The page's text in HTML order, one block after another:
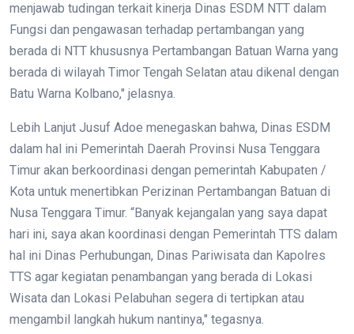
menjawab tudingan terkait kinerja Dinas ESDM NTT dalam
Fungsi dan pengawasan terhadap pertambangan yang
berada di NTT khususnya Pertambangan Batuan Warna yang
berada di wilayah Timor Tengah Selatan atau dikenal dengan
Batu Warna Kolbano," jelasnya.
Lebih Lanjut Jusuf Adoe menegaskan bahwa, Dinas ESDM
dalam hal ini Pemerintah Daerah Provinsi Nusa Tenggara
Timur akan berkoordinasi dengan pemerintah Kabupaten /
Kota untuk menertibkan Perizinan Pertambangan Batuan di
Nusa Tenggara Timur. “Banyak kejangalan yang saya dapat
hari ini, saya akan koordinasi dengan Pemerintah TTS dalam
hal ini Dinas Perhubungan, Dinas Pariwisata dan Kapolres
TTS agar kegiatan penambangan yang berada di Lokasi
Wisata dan Lokasi Pelabuhan segera di tertipkan atau
mengambil langkah hukum nantinya," tegasnya.